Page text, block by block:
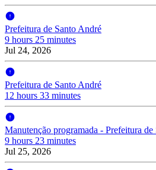
Prefeitura de Santo André
9 hours 25 minutes
Jul 24, 2026
Prefeitura de Santo André
12 hours 33 minutes
Manutenção programada - Prefeitura de
9 hours 23 minutes
Jul 25, 2026